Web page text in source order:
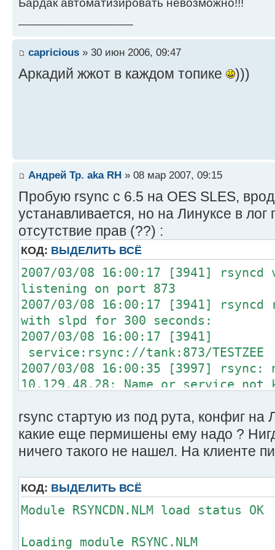
capricious » 30 июн 2006, 09:47
Аркадий жжот в каждом топике )))
Андрей Тр. aka RH » 08 мар 2007, 09:15
Пробую rsync c 6.5 на OES SLES,
устанавливается, но на Линуксе в
отсутствие прав (??) :
КОД: ВЫДЕЛИТЬ ВСЁ
2007/03/08 16:00:17 [3941]
listening on port 873
2007/03/08 16:00:17 [3941]
with slpd for 300 seconds:
2007/03/08 16:00:17 [3941]
service:rsync://tank:873/TESTZEE
2007/03/08 16:00:35 [3997]
10.129.48.28: Name or service not
(10.129.48.28)
2007/03/08 16:00:35 [3997] stat
Permission denied
(in TESTZEE) failed: Permission
2007/03/08 16:00:35 [3997] stat
failed: Permission denied
"admin/nls" (in TESTZEE) failed:
rsync стартую из под рута, конфиг
какие еще пермишены ему надо ?
ничего такого не нашел. На клиенте
КОД: ВЫДЕЛИТЬ ВСЁ
Module
Loading module